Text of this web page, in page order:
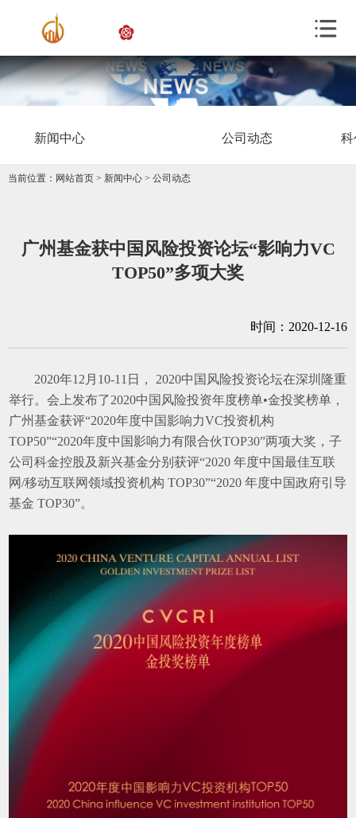
新闻中心 公司动态 科
当前位置： 网站首页 > 新闻中心 > 公司动态
广州基金获中国风险投资论坛“影响力VC
TOP50”多项大奖
时间：2020-12-16
2020年12月10-11日， 2020中国风险投资论坛在深圳隆重
举行。会上发布了2020中国风险投资年度榜单•金投奖榜单，
广州基金获评“2020年度中国影响力VC投资机构
TOP50”“2020年度中国影响力有限合伙TOP30”两项大奖，子
公司科金控股及新兴基金分别获评“2020 年度中国最佳互联
网/移动互联网领域投资机构 TOP30”“2020 年度中国政府引导
基金 TOP30”。